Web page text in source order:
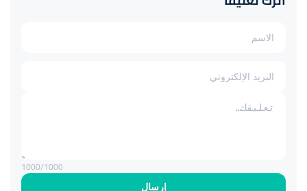
إرسال
1000/1000